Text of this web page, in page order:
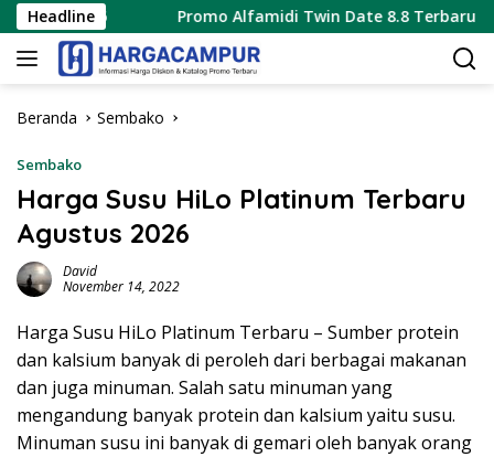
Langsung
ke
konten
Headline Promo Alfamidi Twin Date 8.8 Terbaru 8
Beranda Sembako
Sembako
Harga Susu HiLo Platinum Terbaru
Agustus 2026
David
November 14, 2022
Harga Susu HiLo Platinum Terbaru – Sumber protein
dan kalsium banyak di peroleh dari berbagai makanan
dan juga minuman. Salah satu minuman yang
mengandung banyak protein dan kalsium yaitu susu.
Minuman susu ini banyak di gemari oleh banyak orang